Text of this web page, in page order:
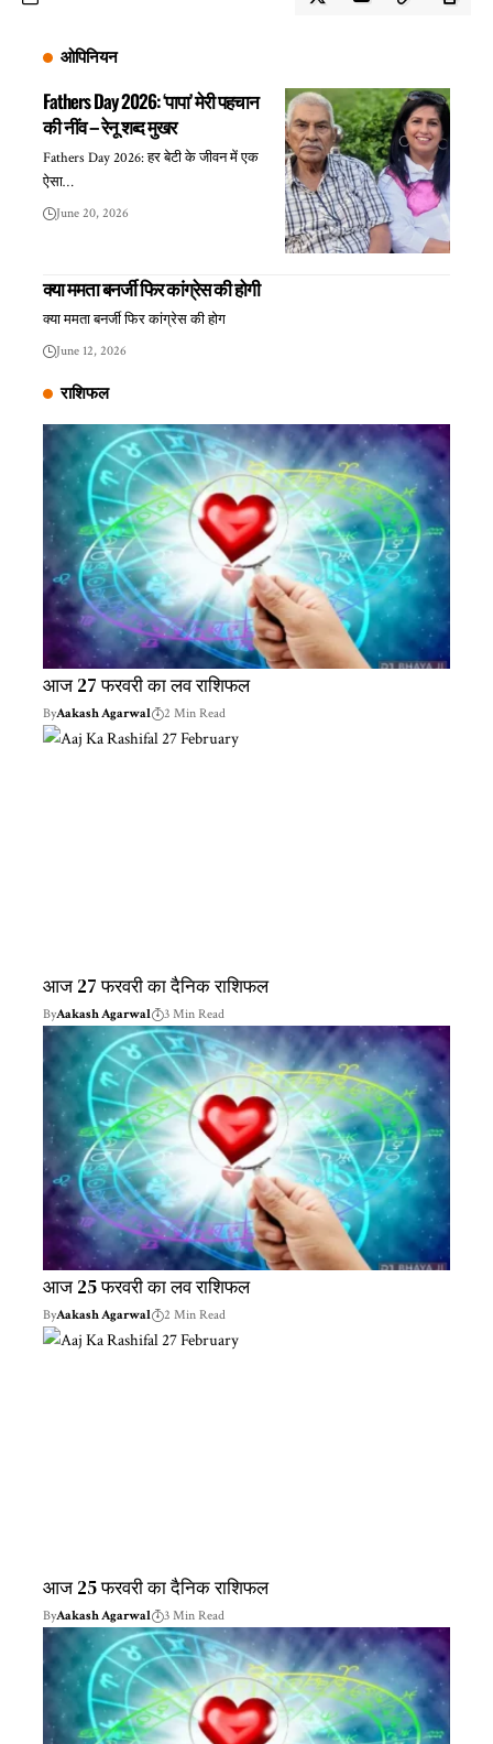
ओपिनियन
Fathers Day 2026: ‘पापा’ मेरी पहचान
की नींव – रेनू शब्द मुखर
Fathers Day 2026: हर बेटी के जीवन में एक
ऐसा…
June 20, 2026
क्या ममता बनर्जी फिर कांग्रेस की होगी
क्या ममता बनर्जी फिर कांग्रेस की होग
June 12, 2026
राशिफल
आज 27 फरवरी का लव राशिफल
ByAakash Agarwal 2 Min Read
आज 27 फरवरी का दैनिक राशिफल
ByAakash Agarwal 3 Min Read
आज 25 फरवरी का लव राशिफल
ByAakash Agarwal 2 Min Read
आज 25 फरवरी का दैनिक राशिफल
ByAakash Agarwal 3 Min Read